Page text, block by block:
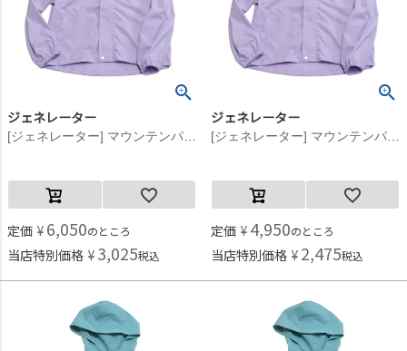
ジェネレーター
定価 ¥ 6,050のところ
当店特別価格 ¥ 3,025税込
ジェネレーター
定価 ¥ 4,950のところ
当店特別価格 ¥ 2,475税込